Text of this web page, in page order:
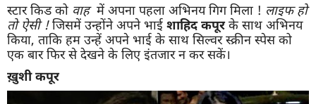
स्टार किड को वाहमें अपना पहला अभिनय गिग मिला ! लाइफ हो
तो ऐसी !जिसमें उन्होंने अपने भाई शाहिद कपूरके साथ अभिनय
किया, ताकि हम उन्हें अपने भाई के साथ सिल्वर स्क्रीन स्पेस को
एक बार फिर से देखने के लिए इंतजार न कर सकें।
ख़ुशी कपूर